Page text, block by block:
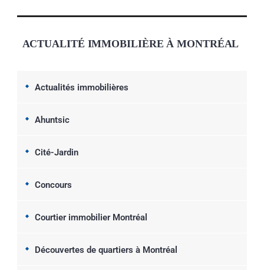
ACTUALITÉ IMMOBILIÈRE À MONTRÉAL
Actualités immobilières
Ahuntsic
Cité-Jardin
Concours
Courtier immobilier Montréal
Découvertes de quartiers à Montréal